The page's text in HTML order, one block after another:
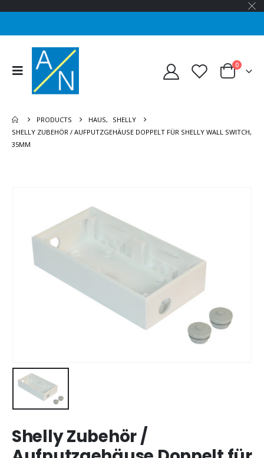
0
PRODUCTS HAUS,
SHELLY
SHELLY ZUBEHÖR / AUFPUTZGEHÄUSE DOPPELT FÜR SHELLY WALL SWITCH,
35MM
Shelly Zubehör /